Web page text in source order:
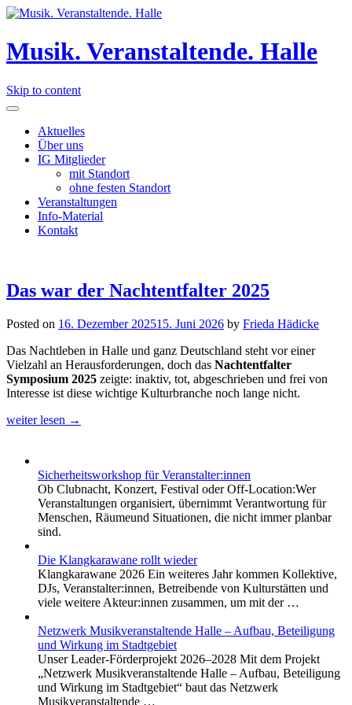
Musik. Veranstaltende. Halle
Skip to content
Aktuelles
Über uns
IG Mitglieder
mit Standort
ohne festen Standort
Veranstaltungen
Info-Material
Kontakt
Das war der Nachtentfalter 2025
Posted on 16. Dezember 202515. Juni 2026 by Frieda Hädicke
Das Nachtleben in Halle und ganz Deutschland steht vor einer
Vielzahl an Herausforderungen, doch das Nachtentfalter
Symposium 2025 zeigte: inaktiv, tot, abgeschrieben und frei von
Interesse ist diese wichtige Kulturbranche noch lange nicht.
weiter lesen →
Sicherheitsworkshop für Veranstalter:innen
Ob Clubnacht, Konzert, Festival oder Off-Location:Wer
Veranstaltungen organisiert, übernimmt Verantwortung für
Menschen, Räumeund Situationen, die nicht immer planbar
sind.
Die Klangkarawane rollt wieder
Klangkarawane 2026 Ein weiteres Jahr kommen Kollektive,
DJs, Veranstalter:innen, Betreibende von Kulturstätten und
viele weitere Akteur:innen zusammen, um mit der …
Netzwerk Musikveranstaltende Halle – Aufbau, Beteiligung
und Wirkung im Stadtgebiet
Unser Leader-Förderprojekt 2026–2028 Mit dem Projekt
„Netzwerk Musikveranstaltende Halle – Aufbau, Beteiligung
und Wirkung im Stadtgebiet“ baut das Netzwerk
Musikveranstaltende …